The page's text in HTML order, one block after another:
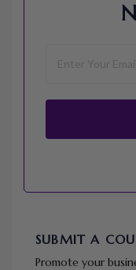
SUBMIT A
Promote your